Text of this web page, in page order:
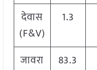
देवास
(F&V)
1.3
जावरा 83.3